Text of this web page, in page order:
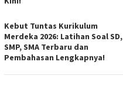
Kebut Tuntas Kurikulum
Merdeka 2026: Latihan Soal SD,
SMP, SMA Terbaru dan
Pembahasan Lengkapnya!